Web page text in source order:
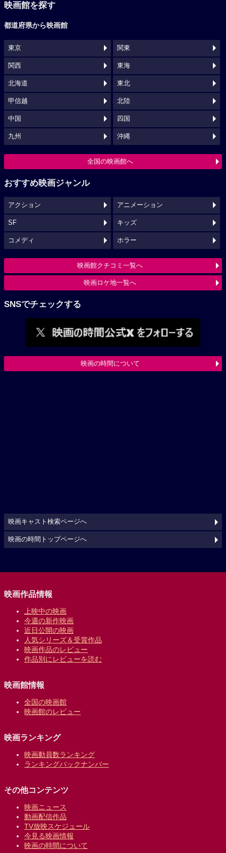
映画館を探す
都道府県から映画館
東京 関東
関西 東海
北海道 東北
甲信越 北陸
中国 四国
九州 沖縄
全国の映画館へ
おすすめ映画ジャンル
アクション アニメーション
SF キッズ
コメディ ホラー
映画館クチコミ一覧へ
映画ロケ地一覧へ
SNSでチェックする
映画の時間について
映画キャスト検索ページへ
映画の時間トップページへ
映画作品情報
上映中の映画
今週の新作映画
近日公開の映画
人気シリーズ＆受賞作品
映画作品のレビュー
作品別にレビューを読む
映画館情報
全国の映画館
映画館のレビュー
映画ランキング
映画動員数ランキング
ランキングバックナンバー
その他コンテンツ
映画ニュース
動画配信作品
TV放映スケジュール
今見る映画情報
映画の時間について